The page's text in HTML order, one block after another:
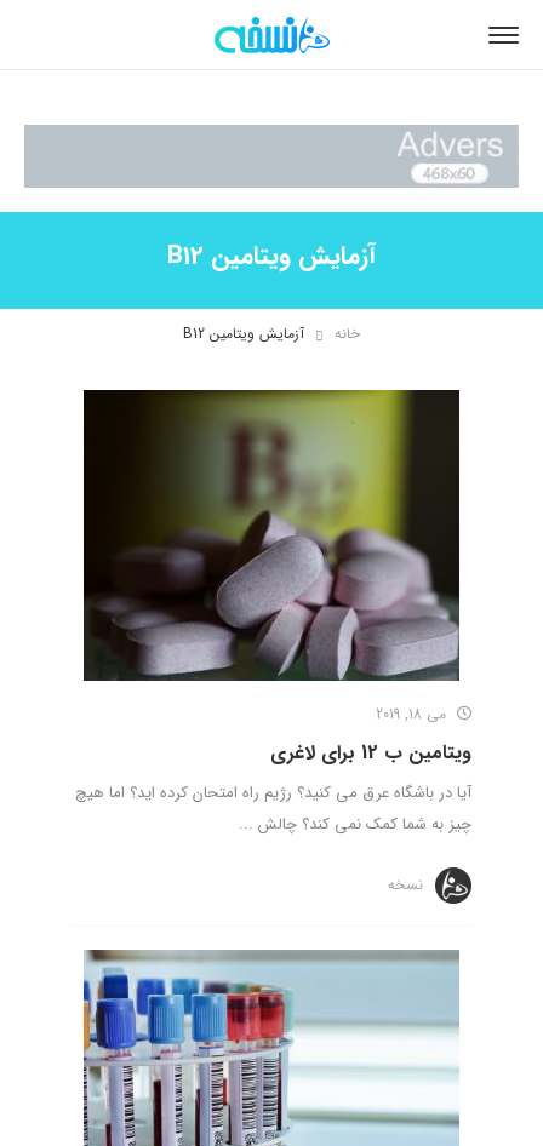
آزمایش ویتامین B12
خانه آزمایش ویتامین B12
می 18, 2019
ویتامین ب 12 برای لاغری
آیا در باشگاه عرق می کنید؟ رژیم راه امتحان کرده اید؟ اما هیچ
چیز به شما کمک نمی کند؟ چالش ...
نسخه